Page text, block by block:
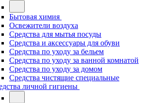
Бытовая химия
Освежители воздуха
Средства для мытья посуды
Средства и аксессуары для обуви
Средства по уходу за бельем
Средства по уходу за ванной комнатой
Средства по уходу за домом
Средства чистящие специальные
личной гигиены